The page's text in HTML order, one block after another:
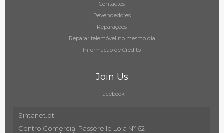
Contactos
Revendedores
Reparações
Reparar telemóvel no mesmo dia
Informacao de Crédito
Join Us
Facebook
Sintanet.pt
Centro Comercial Passerelle Loja Nº 62